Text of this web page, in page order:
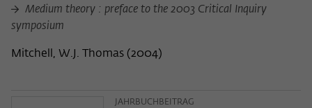
Medium theory : preface to the 2003 Critical Inquiry
symposium
Mitchell, W.J. Thomas (2004)
JAHRBUCHBEITRAG